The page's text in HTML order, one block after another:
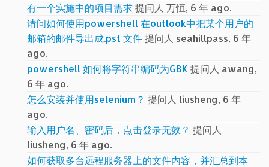
有一个实施中的项目需求提问人 万恒, 6 年 ago.
请问如何使用powershell 在outlook中把某个用户的
邮箱的邮件导出成.pst 文件提问人 seahillpass, 6 年
ago.
powershell 如何将字符串编码为GBK 提问人 awang,
6 年 ago.
怎么安装并使用selenium？ 提问人 liusheng, 6 年
ago.
输入用户名、密码后，点击登录无效？ 提问人
liusheng, 6 年 ago.
如何获取多台远程服务器上的文件内容，并汇总到本